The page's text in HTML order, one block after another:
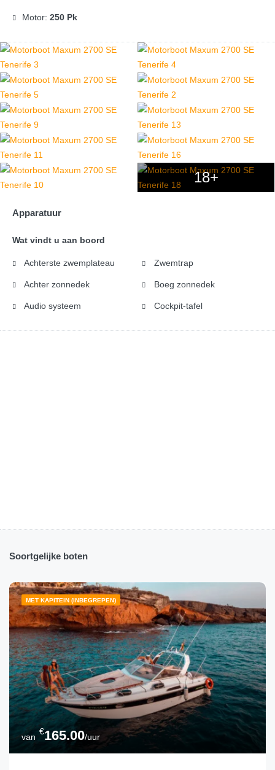
Motor: 250 Pk
18+
Apparatuur
Wat vindt u aan boord
Achterste zwemplateau
Achter zonnedek
Audio systeem
Zwemtrap
Boeg zonnedek
Cockpit-tafel
Soortgelijke boten
MET KAPITEIN (INBEGREPEN)
van
€165.00/uur